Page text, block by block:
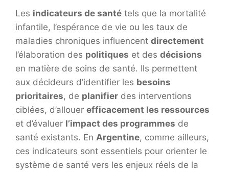
Les indicateurs de santé tels que la mortalité
infantile, l’espérance de vie ou les taux de
maladies chroniques influencent directement
l’élaboration des politiques et des décisions
en matière de soins de santé. Ils permettent
aux décideurs d’identifier les besoins
prioritaires, de planifier des interventions
ciblées, d’allouer efficacement les ressources
et d’évaluer l’impact des programmes de
santé existants. En Argentine, comme ailleurs,
ces indicateurs sont essentiels pour orienter le
système de santé vers les enjeux réels de la